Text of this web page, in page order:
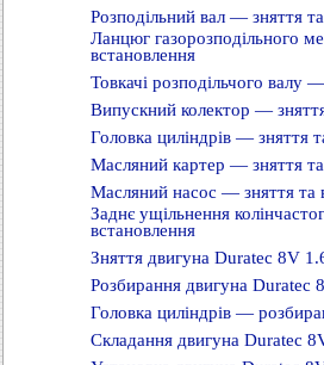
Розподільний вал — зняття
Ланцюг газорозподільного
встановлення
Товкачі розподільчого валу
Випускний колектор —
Головка циліндрів — зняття
Масляний картер — зняття
Масляний насос — зняття та
Заднє ущільнення
встановлення
Зняття двигуна Duratec 8V
Розбирання двигуна Duratec
Головка циліндрів —
Складання двигуна Duratec